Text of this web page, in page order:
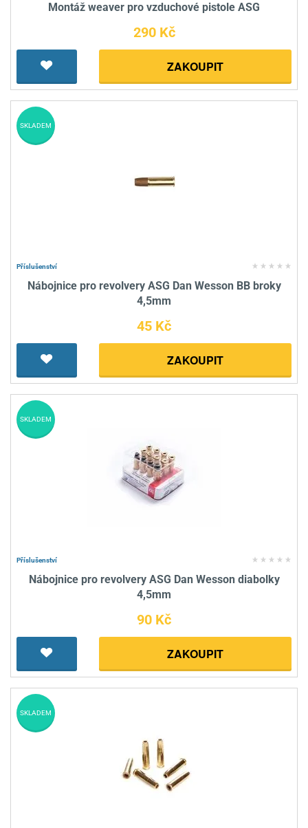
Montáž weaver pro vzduchové pistole ASG
290 Kč
ZAKOUPIT
Příslušenství
Nábojnice pro revolvery ASG Dan Wesson BB broky
4,5mm
45 Kč
ZAKOUPIT
SKLADEM
Příslušenství
Nábojnice pro revolvery ASG Dan Wesson diabolky
4,5mm
90 Kč
ZAKOUPIT
SKLADEM
SKLADEM